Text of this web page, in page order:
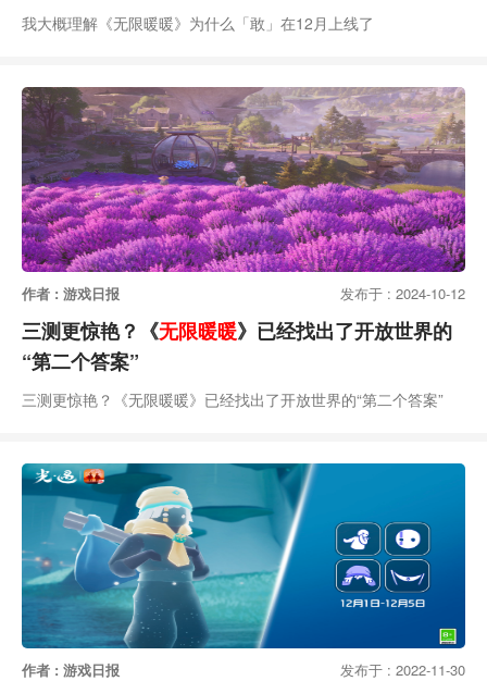
我大概理解《无限暖暖》为什么「敢」在12月上线了
作者 : 游戏日报 发布于 : 2024-10-12
三测更惊艳？《无限暖暖》已经找出了开放世界的
“第二个答案”
三测更惊艳？《无限暖暖》已经找出了开放世界的“第二个答案”
作者 : 游戏日报 发布于 : 2022-11-30